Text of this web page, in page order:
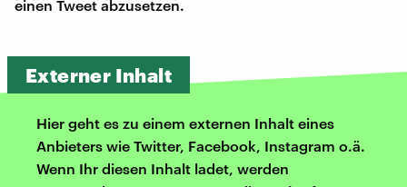
einen Tweet abzusetzen.
Externer Inhalt
Hier geht es zu einem externen Inhalt eines
Anbieters wie Twitter, Facebook, Instagram o.ä.
Wenn Ihr diesen Inhalt ladet, werden